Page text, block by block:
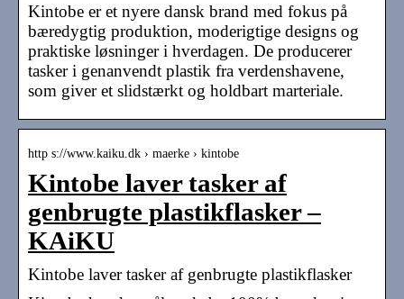
Kintobe er et nyere dansk brand med fokus på
bæredygtig produktion, moderigtige designs og
praktiske løsninger i hverdagen. De producerer
tasker i genanvendt plastik fra verdenshavene,
som giver et slidstærkt og holdbart marteriale.
http s://www.kaiku.dk › maerke › kintobe
Kintobe laver tasker af
genbrugte plastikflasker –
KAiKU
Kintobe laver tasker af genbrugte plastikflasker